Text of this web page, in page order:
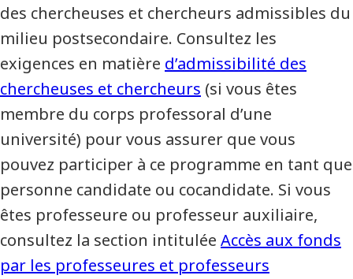
des chercheuses et chercheurs admissibles du
milieu postsecondaire. Consultez les
exigences en matière d’admissibilité des
chercheuses et chercheurs (si vous êtes
membre du corps professoral d’une
université) pour vous assurer que vous
pouvez participer à ce programme en tant que
personne candidate ou cocandidate. Si vous
êtes professeure ou professeur auxiliaire,
consultez la section intitulée Accès aux fonds
par les professeures et professeurs